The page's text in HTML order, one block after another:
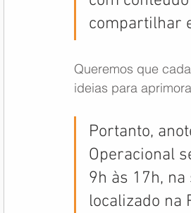
compartilhar
Queremos que
ideias para
Portanto,
Operacional
9h às 17h, na
localizado na